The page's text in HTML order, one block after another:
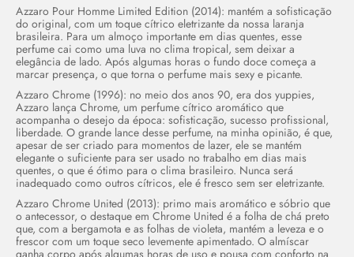
Azzaro Pour Homme Limited Edition (2014): mantém a sofisticação
do original, com um toque cítrico eletrizante da nossa laranja
brasileira. Para um almoço importante em dias quentes, esse
perfume cai como uma luva no clima tropical, sem deixar a
elegância de lado. Após algumas horas o fundo doce começa a
marcar presença, o que torna o perfume mais sexy e picante.
Azzaro Chrome (1996): no meio dos anos 90, era dos yuppies,
Azzaro lança Chrome, um perfume cítrico aromático que
acompanha o desejo da época: sofisticação, sucesso profissional,
liberdade. O grande lance desse perfume, na minha opinião, é que,
apesar de ser criado para momentos de lazer, ele se mantém
elegante o suficiente para ser usado no trabalho em dias mais
quentes, o que é ótimo para o clima brasileiro. Nunca será
inadequado como outros cítricos, ele é fresco sem ser eletrizante.
Azzaro Chrome United (2013): primo mais aromático e sóbrio que
o antecessor, o destaque em Chrome United é a folha de chá preto
que, com a bergamota e as folhas de violeta, mantém a leveza e o
frescor com um toque seco levemente apimentado. O almíscar